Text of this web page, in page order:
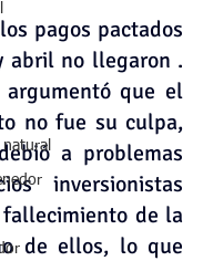
pagos pactados
abril no llegaron .
argumentó que el
no fue su culpa,
a problemas
inversionistas
de la
de ellos, lo que